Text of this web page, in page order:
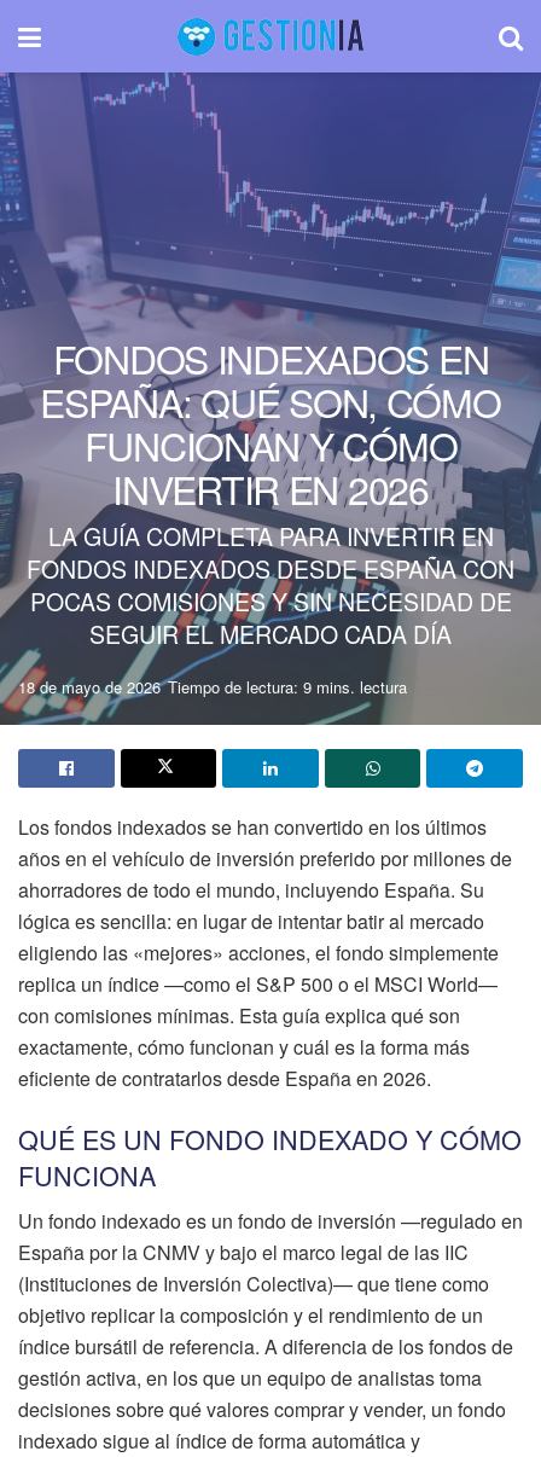
FONDOS INDEXADOS EN
ESPAÑA: QUÉ SON, CÓMO
FUNCIONAN Y CÓMO
INVERTIR EN 2026
LA GUÍA COMPLETA PARA INVERTIR EN
FONDOS INDEXADOS DESDE ESPAÑA CON
POCAS COMISIONES Y SIN NECESIDAD DE
SEGUIR EL MERCADO CADA DÍA
18 de mayo de 2026 Tiempo de lectura: 9 mins. lectura
Los fondos indexados se han convertido en los últimos
años en el vehículo de inversión preferido por millones de
ahorradores de todo el mundo, incluyendo España. Su
lógica es sencilla: en lugar de intentar batir al mercado
eligiendo las «mejores» acciones, el fondo simplemente
replica un índice —como el S&P 500 o el MSCI World—
con comisiones mínimas. Esta guía explica qué son
exactamente, cómo funcionan y cuál es la forma más
eficiente de contratarlos desde España en 2026.
QUÉ ES UN FONDO INDEXADO Y CÓMO
FUNCIONA
Un fondo indexado es un fondo de inversión —regulado en
España por la CNMV y bajo el marco legal de las IIC
(Instituciones de Inversión Colectiva)— que tiene como
objetivo replicar la composición y el rendimiento de un
índice bursátil de referencia. A diferencia de los fondos de
gestión activa, en los que un equipo de analistas toma
decisiones sobre qué valores comprar y vender, un fondo
indexado sigue al índice de forma automática y